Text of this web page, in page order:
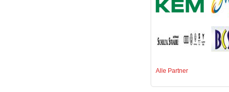
Alle Partner